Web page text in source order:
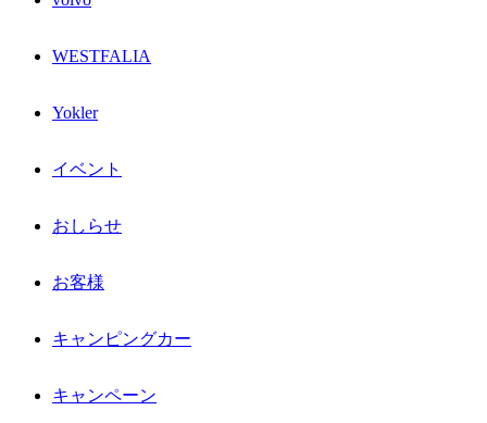
WESTFALIA
Yokler
イベント
おしらせ
お客様
キャンピングカー
キャンペーン